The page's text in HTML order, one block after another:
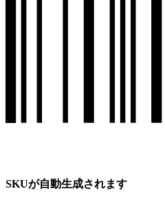
SKUが自動生成されます